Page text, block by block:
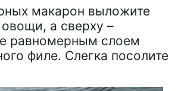
макарон выложите
а сверху –
равномерным слоем
филе. Слегка посолите